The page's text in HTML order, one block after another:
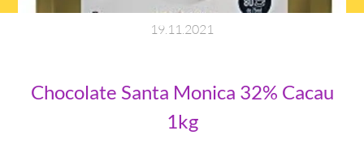
19 11 2021
Chocolate Santa Monica 32% Cacau
1kg